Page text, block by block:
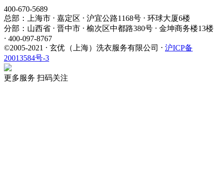
400-670-5689
总部：上海市 ⋅ 嘉定区 ⋅ 沪宜公路1168号 ⋅ 环球大厦6楼
分部：山西省 ⋅ 晋中市 ⋅ 榆次区中都路380号 ⋅ 金坤商务楼13楼
⋅ 400-097-8767
©2005-2021 ⋅ 玄优（上海）洗衣服务有限公司 ⋅ 沪ICP备
20013584号-3
更多服务 扫码关注